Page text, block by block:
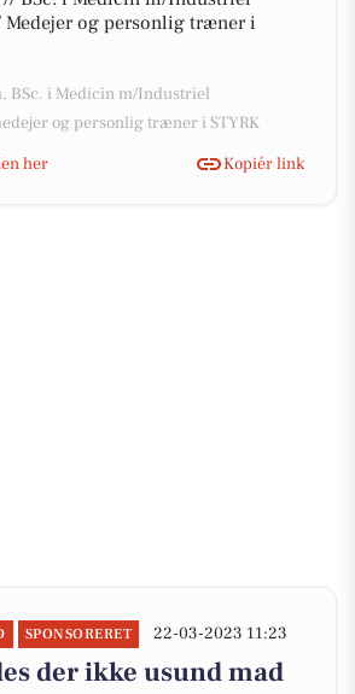
og personlig træner i
BSc. i Medicin m/Industriel
og personlig træner i STYRK
her
Kopiér link
SPONSORERET 22-03-2023 11:23
der ikke usund mad